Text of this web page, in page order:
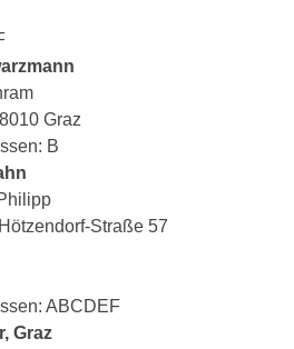
Graz
B
Straße 57
ABCDEF
Graz